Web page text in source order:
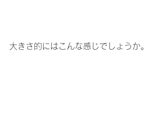
大きさ的にはこんな感じでしょうか。